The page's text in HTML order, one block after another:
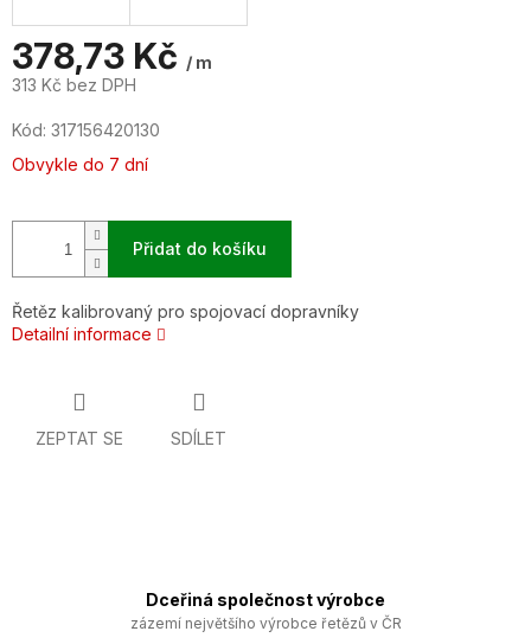
378,73 Kč / m
313 Kč bez DPH
cena:
Kód: 317156420130
Obvykle do 7 dní
Přidat do košíku
Řetěz kalibrovaný pro spojovací dopravníky
Detailní informace
ZEPTAT SE SDÍLET
Dceřiná společnost výrobce
zázemí největšího výrobce řetězů v ČR